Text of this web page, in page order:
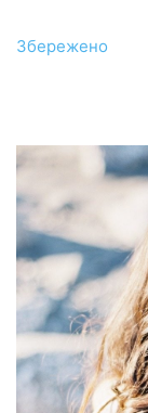
Збережено